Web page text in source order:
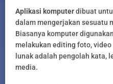
Aplikasi komputerdibuat
dalam mengerjakan sesuatu
Biasanya komputer
melakukan editing foto,
lunak adalah pengolah kata,
media.